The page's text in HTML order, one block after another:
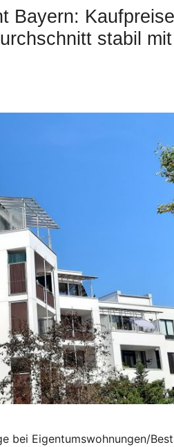
Bayern:
stabil
bei Eigentumswohnungen/